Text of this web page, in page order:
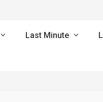
Last Minute